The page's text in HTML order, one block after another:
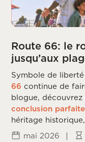
Route 66: le
jusqu’aux
Symbole de
66 continue de
blogue, découvrez
conclusion
héritage
californien.
mai 2026 |